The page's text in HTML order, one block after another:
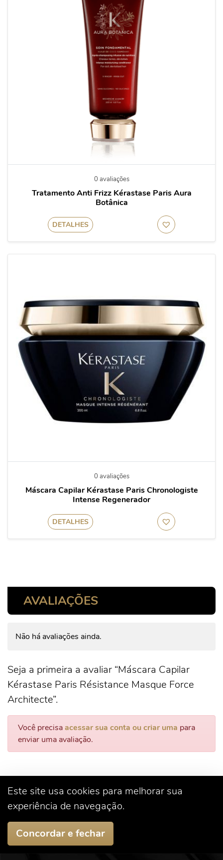
0 avaliações
Tratamento Anti Frizz Kérastase Paris Aura
Botânica
DETALHES
0 avaliações
Máscara Capilar Kérastase Paris Chronologiste
Intense Regenerador
DETALHES
AVALIAÇÕES
Não há avaliações ainda.
Seja a primeira a avaliar “Máscara Capilar
Kérastase Paris Résistance Masque Force
Architecte”.
Você precisaacessar sua conta ou criar uma para
enviar uma avaliação.
Este site usa cookies para melhorar sua
experiência de navegação.
Concordar e fechar